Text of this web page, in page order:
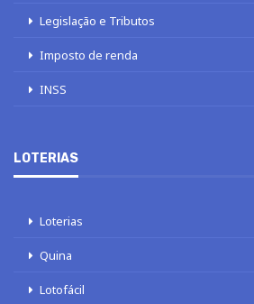
Legislação e Tributos
Imposto de renda
INSS
LOTERIAS
Loterias
Quina
Lotofácil